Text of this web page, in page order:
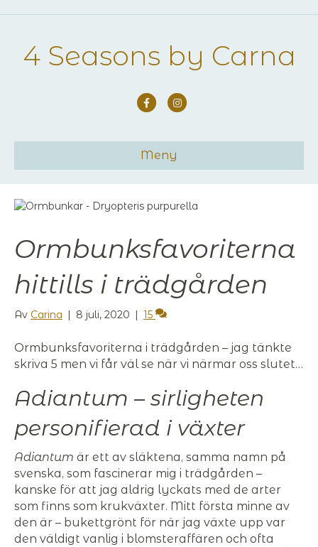
4 Seasons by Carna
FacebookInstagram
Meny
Ormbunksfavoriterna
hittills i trädgården
Av Carina 8 juli, 2020 15
Ormbunksfavoriterna i trädgården – jag tänkte
skriva 5 men vi får väl se när vi närmar oss slutet…
Adiantum – sirligheten
personifierad i växter
Adiantum är ett av släktena, samma namn på
svenska, som fascinerar mig i trädgården –
kanske för att jag aldrig lyckats med de arter
som finns som krukväxter. Mitt första minne av
den är – bukettgrönt för när jag växte upp var
den väldigt vanlig i blomsteraffären och ofta